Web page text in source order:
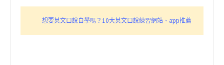
想要英文口說自學嗎？10大英文口說練習網站、app推薦